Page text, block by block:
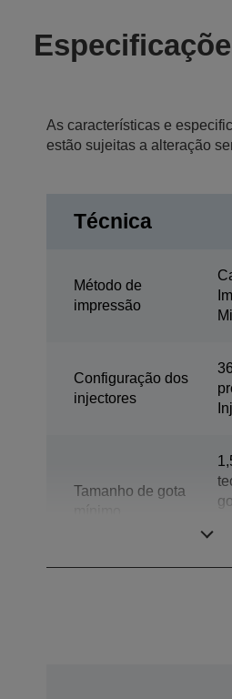
As características e
estão sujeitas a alteração
Técnica
Método de
impressão
Configuração dos
injectores
Tamanho de gota